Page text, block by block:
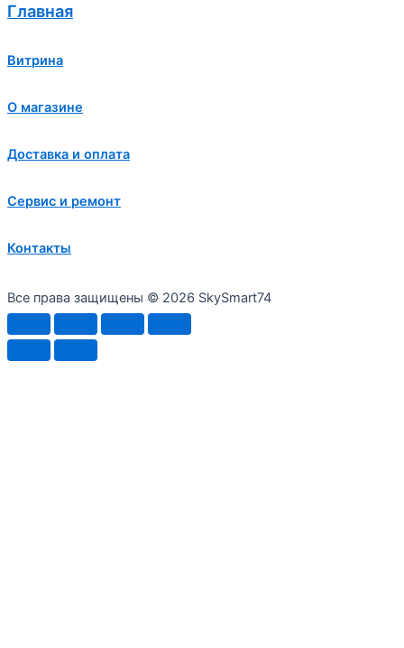
Главная
Витрина
О магазине
Доставка и оплата
Сервис и ремонт
Контакты
Все права защищены © 2026 SkySmart74